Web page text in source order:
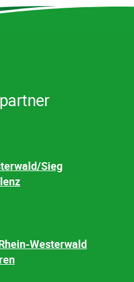
Sieg
Westerwald